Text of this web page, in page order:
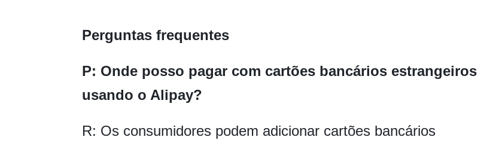
Perguntas frequentes
P: Onde posso pagar com cartões bancários estrangeiros
usando o Alipay?
R: Os consumidores podem adicionar cartões bancários